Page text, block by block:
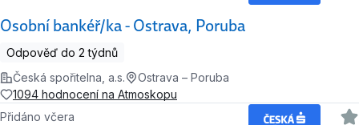
Osobní bankéř/ka - Ostrava, Poruba
Odpověď do 2 týdnů
Česká spořitelna, a.s.
Ostrava – Poruba
1094 hodnocení na Atmoskopu
Přidáno včera